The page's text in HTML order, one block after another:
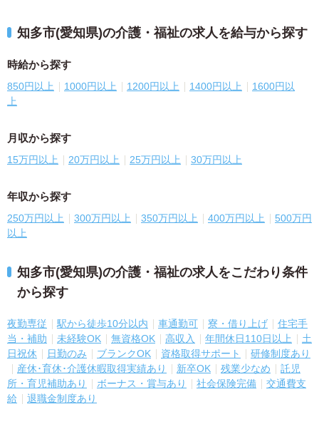
知多市(愛知県)の介護・福祉の求人を給与から探す
時給から探す
850円以上 1000円以上 1200円以上 1400円以上
1600円以
上
月収から探す
15万円以上 20万円以上 25万円以上 30万円以上
年収から探す
250万円以上 300万円以上 350万円以上 400万円以上
500万円
以上
知多市(愛知県)の介護・福祉の求人をこだわり条件
から探す
夜勤専従 駅から徒歩10分以内 車通勤可 寮・借り上げ
住宅手
当・補助
未経験OK 無資格OK 高収入 年間休日110日以上
土
日祝休
日勤のみ ブランクOK 資格取得サポート
研修制度あり
産休･育休･介護休暇取得実績あり
新卒OK 残業少なめ
託児
所・育児補助あり
ボーナス・賞与あり 社会保険完備
交通費支
給
退職金制度あり